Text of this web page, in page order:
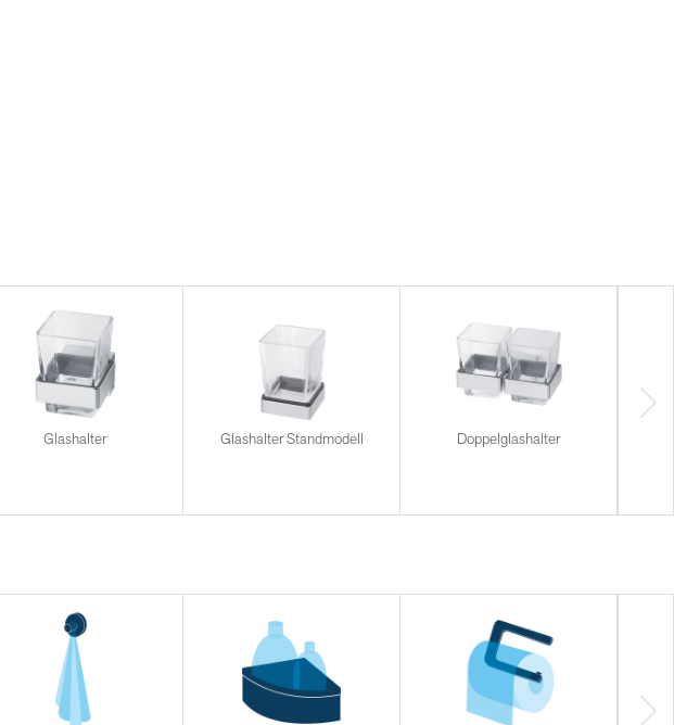
Glashalter Glashalter Standmodell Doppelglashalter